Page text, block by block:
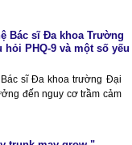
Bác sĩ Đa khoa Trường
hỏi PHQ-9 và một số yếu
Bác sĩ Đa khoa trường Đại
đến nguy cơ trầm cảm